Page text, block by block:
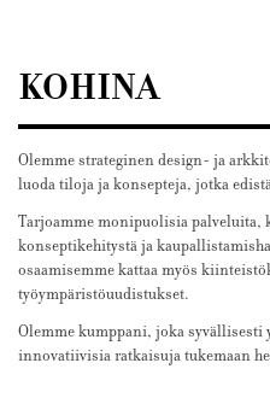
KOHINA
Olemme strateginen design- ja
luoda tiloja ja konsepteja, jotka
Tarjoamme monipuolisia palveluita,
konseptikehitystä ja
osaamisemme kattaa myös
työympäristöuudistukset.
Olemme kumppani, joka syvällisesti
innovatiivisia ratkaisuja tukemaan